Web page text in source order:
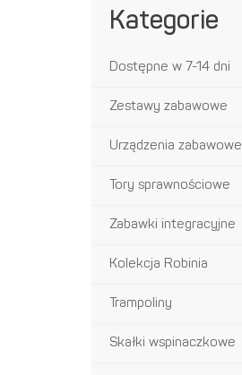
Kategorie
Dostępne w 7-14 dni
Zestawy zabawowe
Urządzenia zabawowe
Tory sprawnościowe
Zabawki integracyjne
Kolekcja Robinia
Trampoliny
Skałki wspinaczkowe